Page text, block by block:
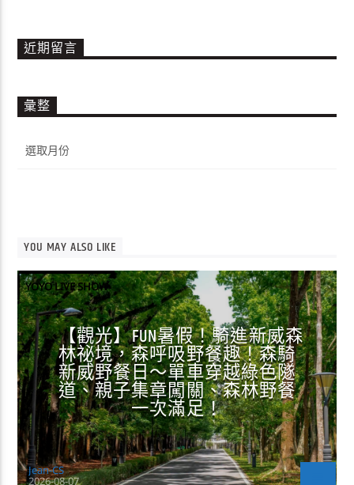
近期留言
彙整
整
YOU MAY ALSO LIKE
YOYO LIVE SHOW
【觀光】FUN暑假！騎進新威森
林祕境，森呼吸野餐趣！森騎
新威野餐日～單車穿越綠色隧
道、親子集章闖關、森林野餐
一次滿足！
Jean-CS
2026-08-07